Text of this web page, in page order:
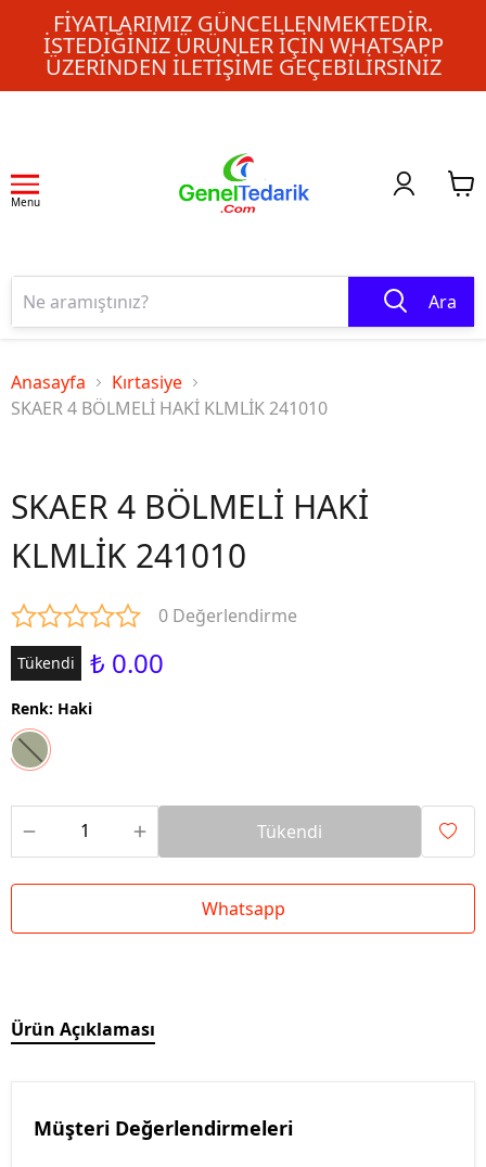
FIYATLARIMIZ GÜNCELLENMEKTEDIR.
İSTEDIĞINIZ ÜRÜNLER IÇIN WHATSAPP
ÜZERINDEN ILETIŞIME GEÇEBILIRSINIZ
Menu
Ara
Anasayfa
Kırtasiye
SKAER 4 BÖLMELİ HAKİ KLMLİK 241010
SKAER 4 BÖLMELİ HAKİ
KLMLİK 241010
0 Değerlendirme
Tükendi ₺ 0.00
Renk: Haki
Tükendi
Whatsapp
Ürün Açıklaması
Müşteri Değerlendirmeleri